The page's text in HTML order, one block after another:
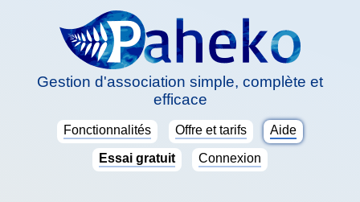
Gestion d'association simple, complète et
efficace
Fonctionnalités Offre et tarifs Aide
Essai gratuit Connexion